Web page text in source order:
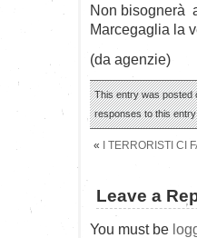
Non bisognerà
Marcegaglia la
(da agenzie)
This entry was posted
responses to this
« I TERRORISTI CI
Leave a
You must be